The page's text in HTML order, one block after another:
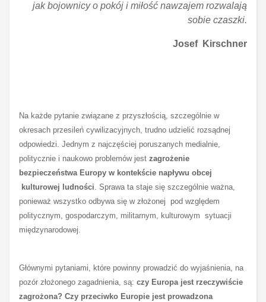
jak bojownicy o pokój i miłość nawzajem rozwalają
sobie czaszki.
Josef Kirschner
Na każde pytanie związane z przyszłością, szczególnie w
okresach przesileń cywilizacyjnych, trudno udzielić rozsądnej
odpowiedzi. Jednym z najczęściej poruszanych medialnie,
politycznie i naukowo problemów jest zagrożenie
bezpieczeństwa Europy w kontekście napływu obcej
kulturowej ludności. Sprawa ta staje się szczególnie ważna,
ponieważ wszystko odbywa się w złożonej pod względem
politycznym, gospodarczym, militarnym, kulturowym sytuacji
międzynarodowej.
Głównymi pytaniami, które powinny prowadzić do wyjaśnienia, na
pozór złożonego zagadnienia, są: czy Europa jest rzeczywiście
zagrożona? Czy przeciwko Europie jest prowadzona